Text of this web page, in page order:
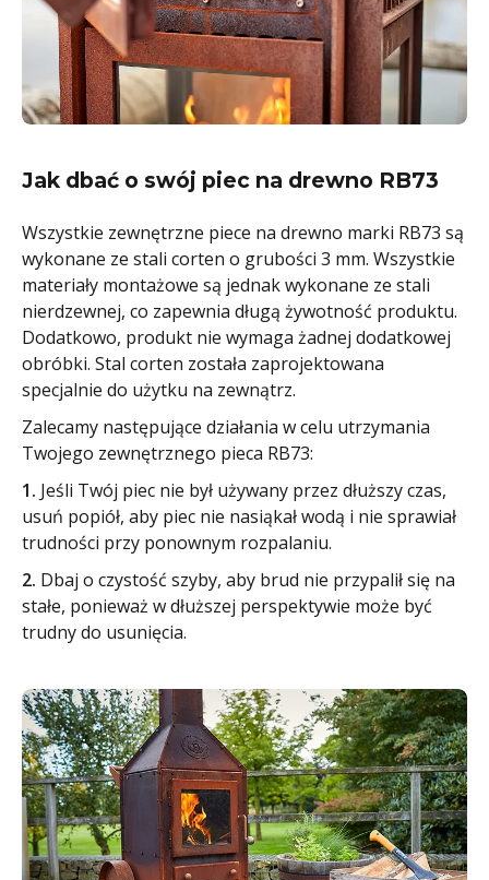
Jak dbać o swój piec na drewno RB73
Wszystkie zewnętrzne piece na drewno marki RB73 są
wykonane ze stali corten o grubości 3 mm. Wszystkie
materiały montażowe są jednak wykonane ze stali
nierdzewnej, co zapewnia długą żywotność produktu.
Dodatkowo, produkt nie wymaga żadnej dodatkowej
obróbki. Stal corten została zaprojektowana
specjalnie do użytku na zewnątrz.
Zalecamy następujące działania w celu utrzymania
Twojego zewnętrznego pieca RB73:
1. Jeśli Twój piec nie był używany przez dłuższy czas,
usuń popiół, aby piec nie nasiąkał wodą i nie sprawiał
trudności przy ponownym rozpalaniu.
2. Dbaj o czystość szyby, aby brud nie przypalił się na
stałe, ponieważ w dłuższej perspektywie może być
trudny do usunięcia.